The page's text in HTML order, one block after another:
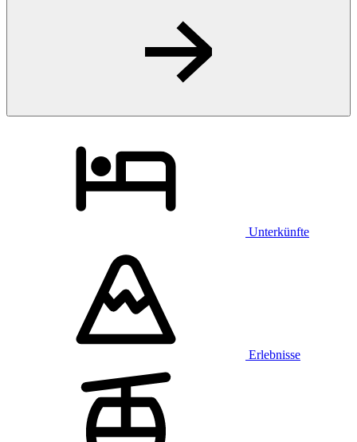
Unterkünfte
Erlebnisse